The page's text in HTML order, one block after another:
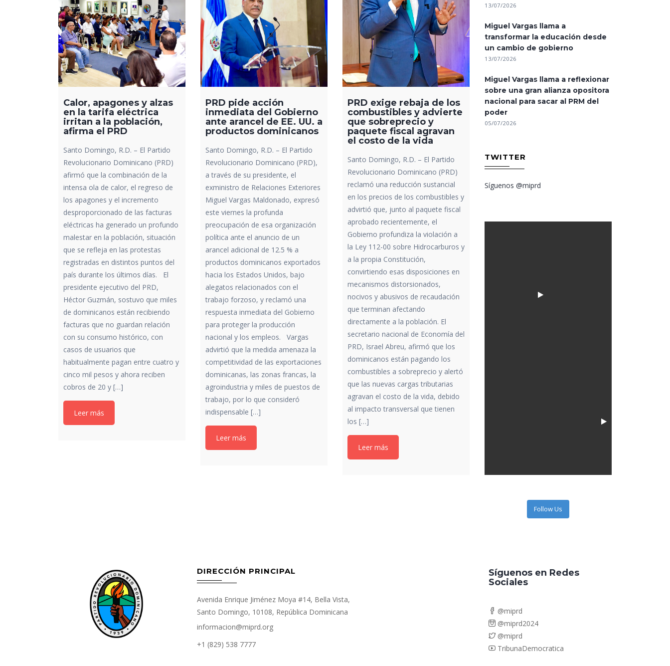
Calor, apagones y alzas
en la tarifa eléctrica
irritan a la población,
afirma el PRD
Santo Domingo, R.D. – El Partido
Revolucionario Dominicano (PRD)
afirmó que la combinación de la
intensa ola de calor, el regreso de
los apagones y el incremento
desproporcionado de las facturas
eléctricas ha generado un profundo
malestar en la población, situación
que se refleja en las protestas
registradas en distintos puntos del
país durante los últimos días. El
presidente ejecutivo del PRD,
Héctor Guzmán, sostuvo que miles
de dominicanos están recibiendo
facturas que no guardan relación
con su consumo histórico, con
casos de usuarios que
habitualmente pagan entre cuatro y
cinco mil pesos y ahora reciben
cobros de 20 y […]
Leer más
PRD pide acción
inmediata del Gobierno
ante arancel de EE. UU. a
productos dominicanos
Santo Domingo, R.D. – El Partido
Revolucionario Dominicano (PRD),
a través de su presidente, el
exministro de Relaciones Exteriores
Miguel Vargas Maldonado, expresó
este viernes la profunda
preocupación de esa organización
política ante el anuncio de un
arancel adicional de 12.5 % a
productos dominicanos exportados
hacia los Estados Unidos, bajo
alegatos relacionados con el
trabajo forzoso, y reclamó una
respuesta inmediata del Gobierno
para proteger la producción
nacional y los empleos. Vargas
advirtió que la medida amenaza la
competitividad de las exportaciones
dominicanas, las zonas francas, la
agroindustria y miles de puestos de
trabajo, por lo que consideró
indispensable […]
Leer más
PRD exige rebaja de los
combustibles y advierte
que sobreprecio y
paquete fiscal agravan
el costo de la vida
Santo Domingo, R.D. – El Partido
Revolucionario Dominicano (PRD)
reclamó una reducción sustancial
en los precios de los combustibles y
advirtió que, junto al paquete fiscal
aprobado recientemente, el
Gobierno profundiza la violación a
la Ley 112-00 sobre Hidrocarburos y
a la propia Constitución,
convirtiendo esas disposiciones en
mecanismos distorsionados,
nocivos y abusivos de recaudación
que terminan afectando
directamente a la población. El
secretario nacional de Economía del
PRD, Israel Abreu, afirmó que los
dominicanos están pagando los
combustibles a sobreprecio y alertó
que las nuevas cargas tributarias
agravan el costo de la vida, debido
al impacto transversal que tienen
los […]
Leer más
13/07/2026
Miguel Vargas llama a
transformar la educación desde
un cambio de gobierno
13/07/2026
Miguel Vargas llama a reflexionar
sobre una gran alianza opositora
nacional para sacar al PRM del
poder
05/07/2026
TWITTER
Síguenos @miprd
Follow Us
DIRECCIÓN PRINCIPAL
Avenida Enrique Jiménez Moya #14, Bella Vista,
Santo Domingo, 10108, República Dominicana
informacion@miprd.org
+1 (829) 538 7777
Síguenos en Redes
Sociales
@miprd
@miprd2024
@miprd
TribunaDemocratica